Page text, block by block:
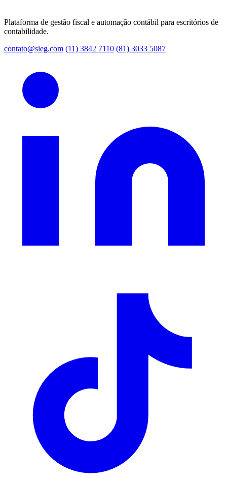
Plataforma de gestão fiscal e automação contábil para escritórios de
contabilidade.
contato@sieg.com (11) 3842 7110 (81) 3033 5087